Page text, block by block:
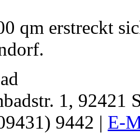
qm erstreckt
1, 92421
9442 | E-